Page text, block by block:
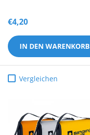
€4,20
IN DEN WARENKORB
Vergleichen